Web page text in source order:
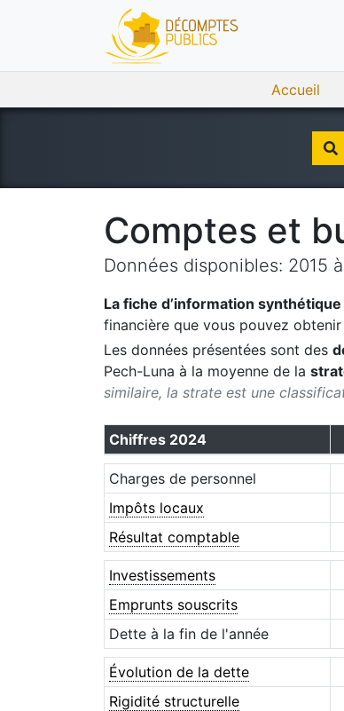
Accueil
Comptes et
Données disponibles: 2015 à
La fiche d’information synthétique
financière que vous pouvez obtenir
Les données présentées sont des
Pech-Luna à la moyenne de la
similaire, la strate est une
Chiffres 2024
Charges de personnel
Impôts locaux
Résultat comptable
Investissements
Emprunts souscrits
Dette à la fin de l'année
Évolution de la dette
Rigidité structurelle